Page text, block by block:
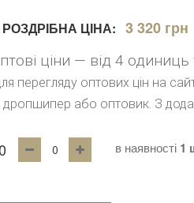
РОЗДРІБНА ЦІНА: 3 320 грн
ціни — від 4 одиниць
перегляду оптових цін на
або оптовик. З
в наявності 1